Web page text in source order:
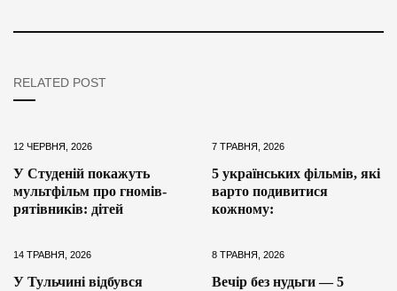
RELATED POST
12 ЧЕРВНЯ, 2026
У Студеній покажуть
мультфільм про гномів-
рятівників: дітей
7 ТРАВНЯ, 2026
5 українських фільмів, які
варто подивитися
кожному:
14 ТРАВНЯ, 2026
У Тульчині відбувся
8 ТРАВНЯ, 2026
Вечір без нудьги — 5